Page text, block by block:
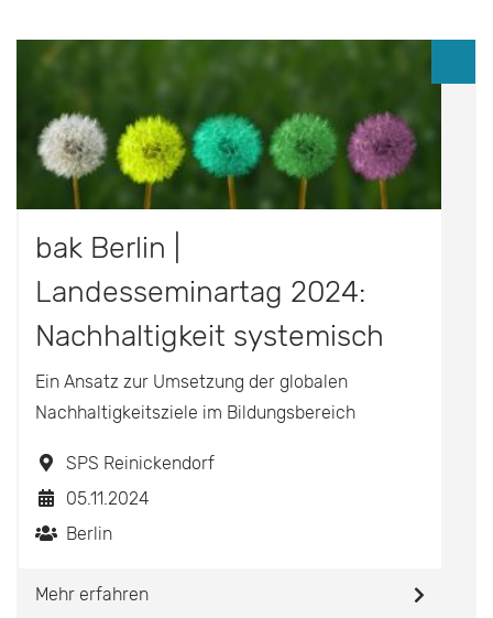
bak Berlin |
Landesseminartag 2024:
Nachhaltigkeit systemisch
gedacht
Ein Ansatz zur Umsetzung der globalen
Nachhaltigkeitsziele im Bildungsbereich
SPS Reinickendorf
05.11.2024
Berlin
Mehr erfahren